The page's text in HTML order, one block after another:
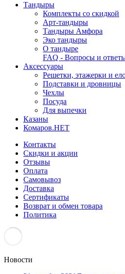
Тандыры
Комплекты со скидкой
Арт-тандыры
Тандыры Амфора
Эко тандыры
О тандыре
FAQ - Вопросы и
Аксессуары
Решетки, этажерки и
Подставки и дровницы
Чехлы
Посуда
Для выпечки
Казаны
Комаров.НЕТ
Контакты
Скидки и акции
Отзывы
Оплата
Самовывоз
Доставка
Сертификаты
Возврат и обмен товара
Политика
Новости